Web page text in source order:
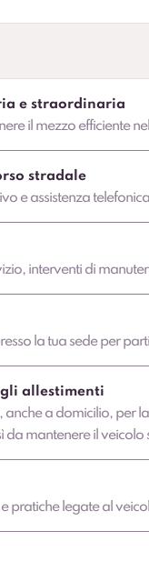
e straordinaria
il mezzo efficiente
stradale
e assistenza
interventi di
la tua sede per
allestimenti
a domicilio, per
da mantenere il veicolo
pratiche legate al